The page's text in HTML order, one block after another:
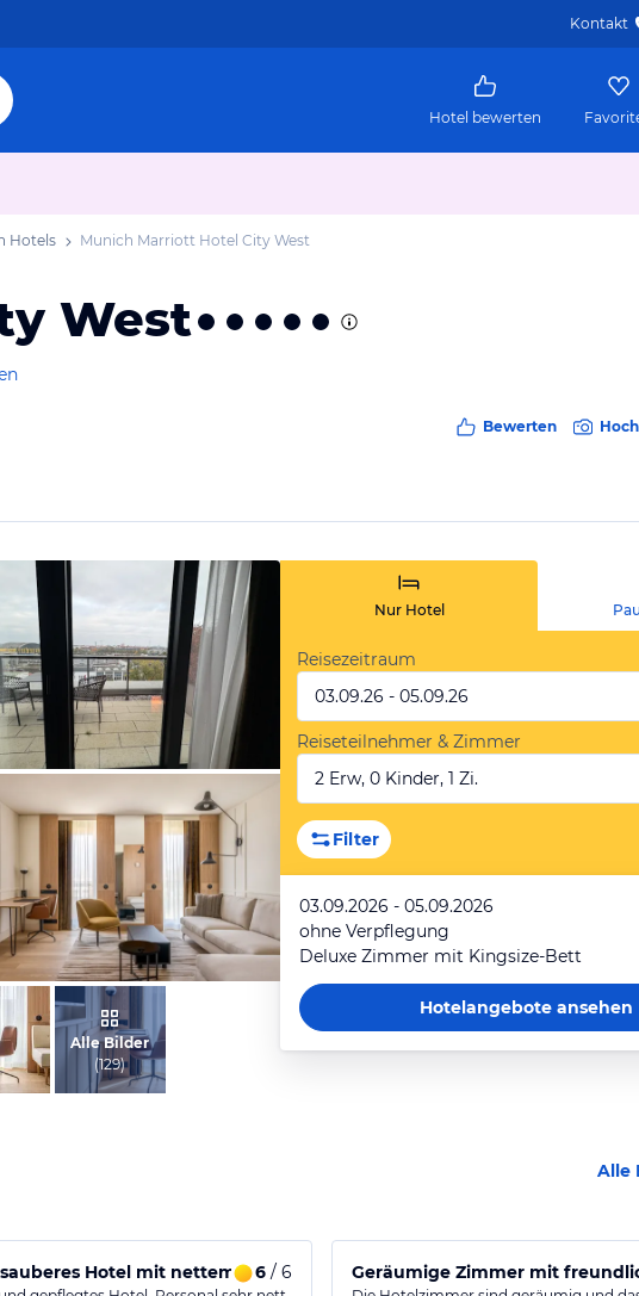
Kontakt
Hotel bewerten
Hotels Munich Marriott Hotel City West
West
Bewerten
Oktober 2025
September 2023
Alle Bilder
(129)
Nur Hotel
Reisezeitraum
03.09.26 - 05.09.26
Reiseteilnehmer & Zimmer
2 Erw, 0 Kinder, 1 Zi.
Filter
03.09.2026 - 05.09.2026
ohne Verpflegung
Deluxe Zimmer mit Kingsize-Bett
Hotelangeboteansehen
Alle
Hotel mit nettem Personal
6/ 6 Geräumige Zimmer mit